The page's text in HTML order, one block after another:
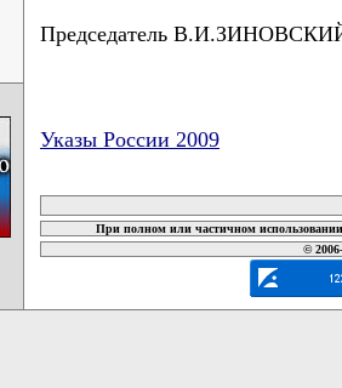
Председатель
Указы России 2009
При полном или частичном
©